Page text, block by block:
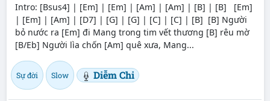
Intro: [Bsus4] | [Em] | [Em] | [Am] | [Am] | [B] | [B] [Em]
| [Em] | [Am] | [D7] | [G] | [G] | [C] | [C] | [B] [B] Người
bỏ nước ra [Em] đi Mang trong tim vết thương [B] rêu mờ
[B/Eb] Người lìa chốn [Am] quê xưa, Mang...
Sự đời Slow Diễm Chi